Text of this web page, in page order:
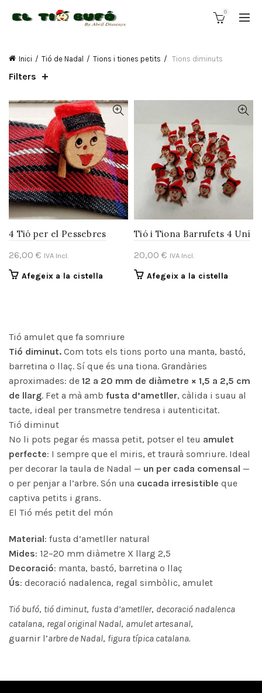
0
Tió amulet que fa somriure
Tió diminut. Com tots els tions porto una manta, bastó,
barretina o llaç. Sí que és una tiona. Grandàries
aproximades: de 12 a 20 mm de diàmetre × 1,5 a 2,5 cm
de llarg. Fet a mà amb fusta d’ametller, càlida i suau al
tacte, ideal per transmetre tendresa i autenticitat.
Tió diminut
No li pots pegar és massa petit, potser el teu amulet
perfecte: I sempre que el miris, et traurà somriure. Ideal
per decorar la taula de Nadal — un per cada comensal —
o per penjar a l’arbre. Són una cucada irresistible que
captiva petits i grans.
El Tió més petit del món
Material: fusta d’ametller natural
Mides: 12–20 mm diàmetre X llarg 2,5
Decoració: manta, bastó, barretina o llaç
Ús: decoració nadalenca, regal simbòlic, amulet
Tió bufó, tió diminut, fusta d’ametller, decoració nadalenca
catalana, regal original Nadal, amulet artesanal,
guarnir l’arbre de Nadal, figura típica catalana.
Inici Tió de Nadal Tions i tiones petits Tions diminuts
Filters
4 Tió per el Pessebres
26,00 € IVA Incl.
Afegeix a la cistella
Tió i Tiona Barrufets 4 Uní
20,00 € IVA Incl.
Afegeix a la cistella